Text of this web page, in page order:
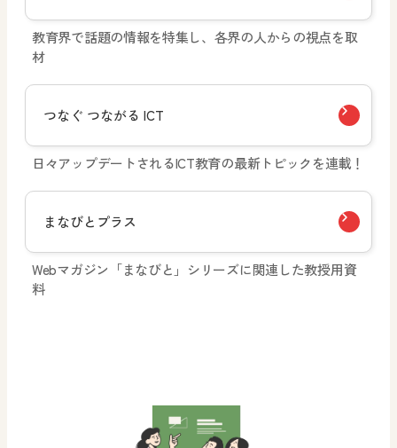
教育界で話題の情報を特集し、各界の人からの視点を取
材
つなぐ つながる ICT
日々アップデートされるICT教育の最新トピックを連載！
まなびとプラス
Webマガジン「まなびと」シリーズに関連した教授用資
料